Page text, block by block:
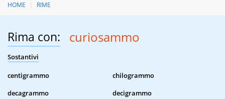
HOME RIME
Rima con: curiosammo
Sostantivi
centigrammo
chilogrammo
decagrammo
decigrammo